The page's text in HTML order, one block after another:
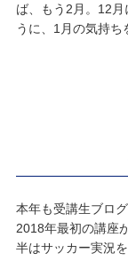
ば、もう2月。12
うに、1月の気持ち
本年も受講生ブロ
2018年最初の講座
半はサッカー実況